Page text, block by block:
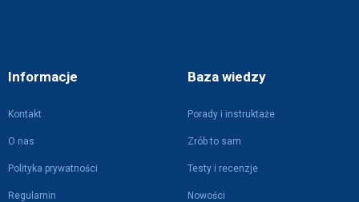
Informacje
Kontakt
O nas
Polityka prywatności
Regulamin
Baza wiedzy
Porady i instruktaże
Zrób to sam
Testy i recenzje
Nowości